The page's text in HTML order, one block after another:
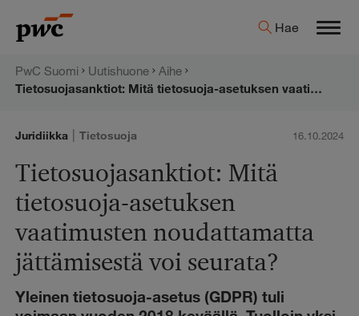
sisältöön
PwC:n
Hae
PwC Suomi Uutishuone
Aihe
Tietosuojasanktiot: Mitä tietosuoja-asetuksen vaatimusten noudattamatta jättämisestä voi seurata?
Juridiikka | Tietosuoja 16.10.2024
Tietosuojasanktiot: Mitä
tietosuoja-asetuksen
vaatimusten noudattamatta
jättämisestä voi seurata?
Yleinen tietosuoja-asetus (GDPR) tuli